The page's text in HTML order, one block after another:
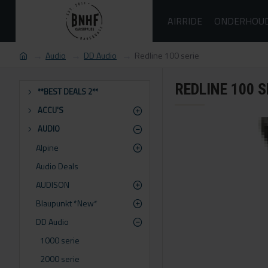
AIRRIDE
Audio DD Audio Redline 100 serie
**BEST DEALS 2**
ACCU'S
AUDIO
Alpine
Audio Deals
AUDISON
Blaupunkt *New*
DD Audio
1000 serie
2000 serie
REDLINE 100